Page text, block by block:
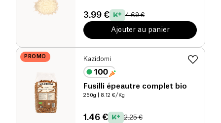
3.99 € 4.69 €
Ajouter au panier
PROMO Kazidomi
Fusilli épeautre complet bio
250g | 8.12 €/Kg
1.46 € 2.25 €